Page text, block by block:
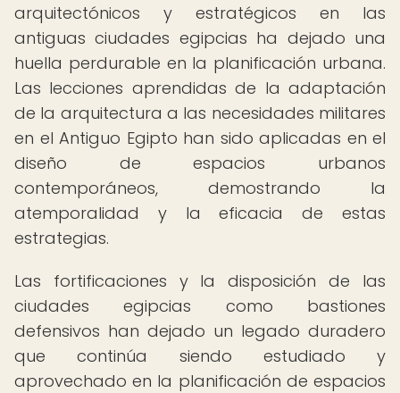
arquitectónicos y estratégicos en las
antiguas ciudades egipcias ha dejado una
huella perdurable en la planificación urbana.
Las lecciones aprendidas de la adaptación
de la arquitectura a las necesidades militares
en el Antiguo Egipto han sido aplicadas en el
diseño de espacios urbanos
contemporáneos, demostrando la
atemporalidad y la eficacia de estas
estrategias.
Las fortificaciones y la disposición de las
ciudades egipcias como bastiones
defensivos han dejado un legado duradero
que continúa siendo estudiado y
aprovechado en la planificación de espacios